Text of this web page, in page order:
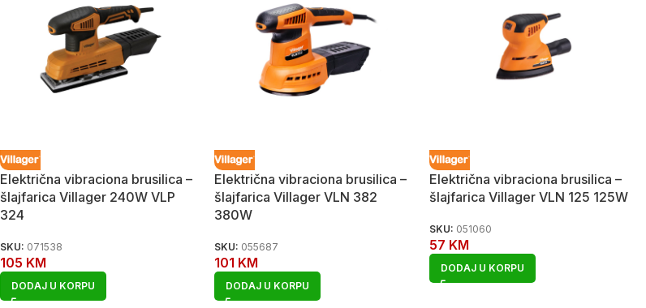
Električna vibraciona brusilica –
šlajfarica Villager 240W VLP
324
SKU: 071538
105 KM
DODAJ U KORPU
Električna vibraciona brusilica –
šlajfarica Villager VLN 382
380W
SKU: 055687
101 KM
DODAJ U KORPU
Električna vibraciona brusilica –
šlajfarica Villager VLN 125 125W
SKU: 051060
57 KM
DODAJ U KORPU